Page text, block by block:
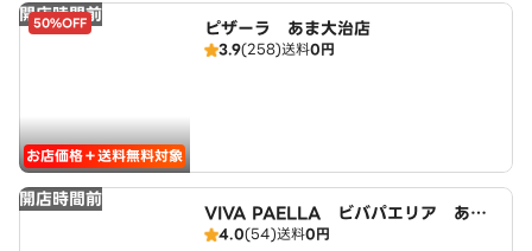
開店時間前
50%OFF
お店価格＋送料無料対象
ピザーラ あま大治店
3.9(258)送料0円
開店時間前
VIVA PAELLA ビバパエリア あま
大治店
4.0(54)送料0円